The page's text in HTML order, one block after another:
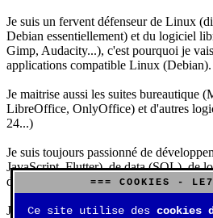
Je suis un fervent défenseur de Linux
Debian essentiellement) et du logiciel
Gimp, Audacity...), c'est pourquoi je
applications compatible Linux (Debian).
Je maitrise aussi les suites bureautique
LibreOffice, OnlyOffice) et d'autres
24...)
Je suis toujours passionné de
JavaScript, Flutter), de data (SQL), de
d'IA (principalement Claude et
J'aime jouer, surtout aux jeux de
=== COOKIES -
Ce site utilise des cookies